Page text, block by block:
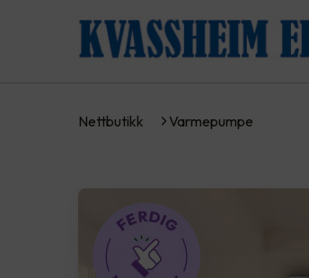
Nettbutikk Varmepumpe